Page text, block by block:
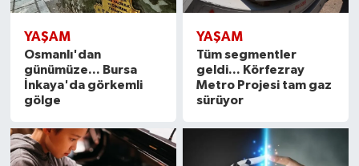
YAŞAM
Osmanlı'dan
günümüze... Bursa
İnkaya'da görkemli
gölge
YAŞAM
Tüm segmentler
geldi... Körfezray
Metro Projesi tam gaz
sürüyor